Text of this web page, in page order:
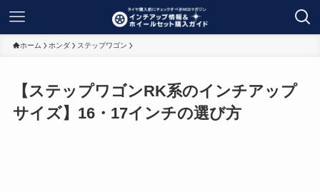
ホーム ホンダ ステップワゴン
【ステップワゴンRK系のインチアップ
サイズ】16・17インチの選び方